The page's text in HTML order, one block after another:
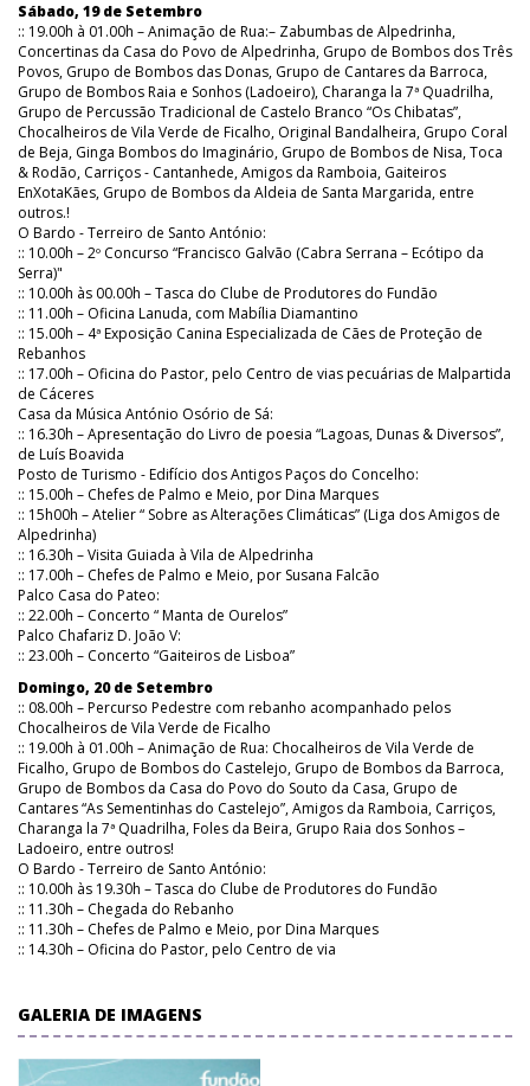
Sábado, 19 de Setembro
:: 19.00h à 01.00h – Animação de Rua:– Zabumbas de Alpedrinha,
Concertinas da Casa do Povo de Alpedrinha, Grupo de Bombos dos Três
Povos, Grupo de Bombos das Donas, Grupo de Cantares da Barroca,
Grupo de Bombos Raia e Sonhos (Ladoeiro), Charanga la 7ª Quadrilha,
Grupo de Percussão Tradicional de Castelo Branco “Os Chibatas”,
Chocalheiros de Vila Verde de Ficalho, Original Bandalheira, Grupo Coral
de Beja, Ginga Bombos do Imaginário, Grupo de Bombos de Nisa, Toca
& Rodão, Carriços - Cantanhede, Amigos da Ramboia, Gaiteiros
EnXotaKães, Grupo de Bombos da Aldeia de Santa Margarida, entre
outros.!
O Bardo - Terreiro de Santo António:
:: 10.00h – 2º Concurso “Francisco Galvão (Cabra Serrana – Ecótipo da
Serra)"
:: 10.00h às 00.00h – Tasca do Clube de Produtores do Fundão
:: 11.00h – Oficina Lanuda, com Mabília Diamantino
:: 15.00h – 4ª Exposição Canina Especializada de Cães de Proteção de
Rebanhos
:: 17.00h – Oficina do Pastor, pelo Centro de vias pecuárias de Malpartida
de Cáceres
Casa da Música António Osório de Sá:
:: 16.30h – Apresentação do Livro de poesia “Lagoas, Dunas & Diversos”,
de Luís Boavida
Posto de Turismo - Edifício dos Antigos Paços do Concelho:
:: 15.00h – Chefes de Palmo e Meio, por Dina Marques
:: 15h00h – Atelier “ Sobre as Alterações Climáticas” (Liga dos Amigos de
Alpedrinha)
:: 16.30h – Visita Guiada à Vila de Alpedrinha
:: 17.00h – Chefes de Palmo e Meio, por Susana Falcão
Palco Casa do Pateo:
:: 22.00h – Concerto “ Manta de Ourelos”
Palco Chafariz D. João V:
:: 23.00h – Concerto “Gaiteiros de Lisboa”
Domingo, 20 de Setembro
:: 08.00h – Percurso Pedestre com rebanho acompanhado pelos
Chocalheiros de Vila Verde de Ficalho
:: 19.00h à 01.00h – Animação de Rua: Chocalheiros de Vila Verde de
Ficalho, Grupo de Bombos do Castelejo, Grupo de Bombos da Barroca,
Grupo de Bombos da Casa do Povo do Souto da Casa, Grupo de
Cantares “As Sementinhas do Castelejo”, Amigos da Ramboia, Carriços,
Charanga la 7ª Quadrilha, Foles da Beira, Grupo Raia dos Sonhos –
Ladoeiro, entre outros!
O Bardo - Terreiro de Santo António:
:: 10.00h às 19.30h – Tasca do Clube de Produtores do Fundão
:: 11.30h – Chegada do Rebanho
:: 11.30h – Chefes de Palmo e Meio, por Dina Marques
:: 14.30h – Oficina do Pastor, pelo Centro de via
GALERIA DE IMAGENS